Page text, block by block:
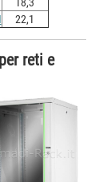
22,1
reti e